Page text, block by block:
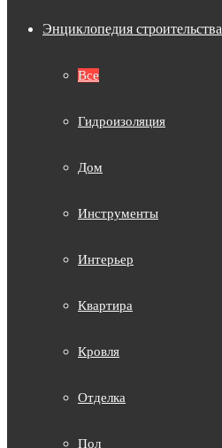
Энциклопедия строительства
Все
Гидроизоляция
Дом
Инструменты
Интерьер
Квартира
Кровля
Отделка
Пол